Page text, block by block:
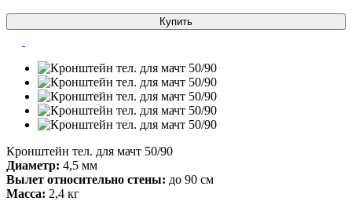
Купить
Кронштейн тел. для мачт 50/90
Диаметр: 4,5 мм
Вылет относительно стены: до 90 см
Масса: 2,4 кг